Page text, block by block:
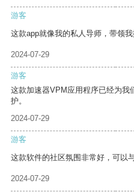
游客
这款app就像我的私人导师，带领我
2024-07-29
游客
这款加速器VPM应用程序已经为我
护。
2024-07-29
游客
这款软件的社区氛围非常好，可以
2024-07-29